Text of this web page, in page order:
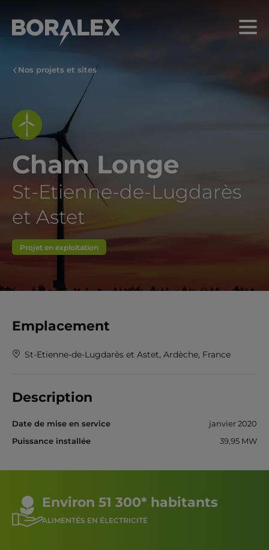
contenu
Menu
Nos projets et sites
Cham Longe
St-Etienne-de-Lugdarès
et Astet
Projet en exploitation
Emplacement
St-Etienne-de-Lugdarès et Astet, Ardèche, France
Description
Date de mise en service
janvier 2020
Puissance installée
39,95 MW
Environ 51 300* habitants
ALIMENTÉS EN ÉLECTRICITÉ